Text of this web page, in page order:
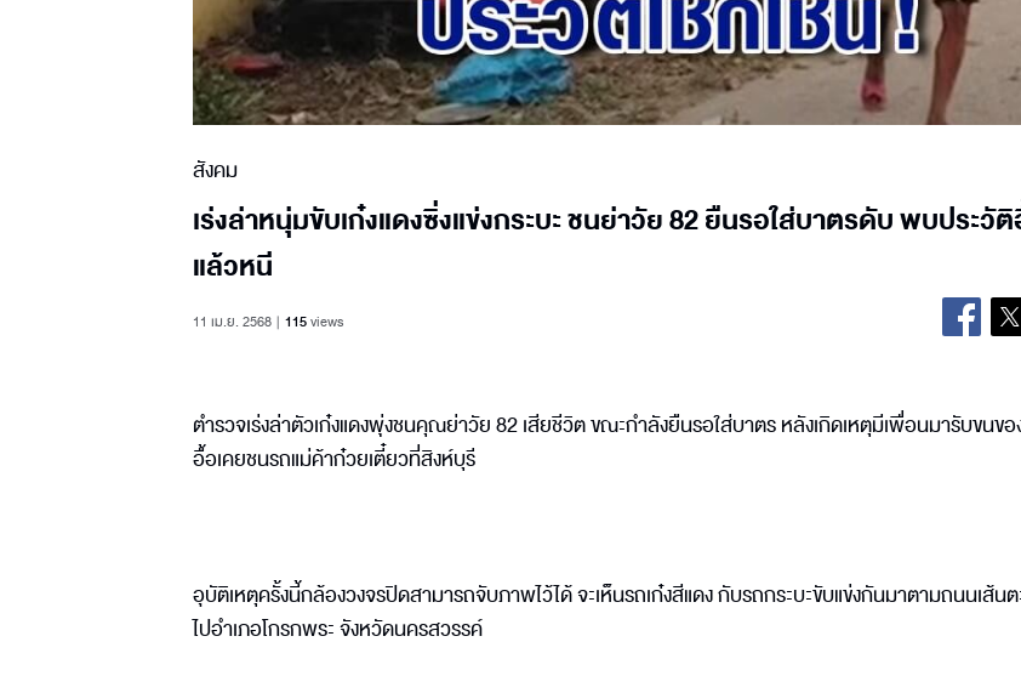
สังคม
เร่งล่าหนุ่มขับเก๋งแดงซิ่งแข่งกระบะ ชนย่าวัย 82 ยืนรอใส่บาตรดับ พบประวั
แล้วหนี
11 เม.ย. 2568 115views
ตำรวจเร่งล่าตัวเก๋งแดงพุ่งชนคุณย่าวัย 82 เสียชีวิต ขณะกำลังยืนรอใส่บาตร หลังเกิดเหตุมีเพื่อนมารับขนข
อื้อเคยชนรถแม่ค้าก๋วยเตี๋ยวที่สิงห์บุรี
อุบัติเหตุครั้งนี้กล้องวงจรปิดสามารถจับภาพไว้ได้ จะเห็นรถเก๋งสีแดง กับรถกระบะขับแข่งกันมาตามถนนเส้นต
ไปอำเภอโกรกพระ จังหวัดนครสวรรค์